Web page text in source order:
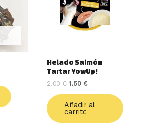
Helado Salmón
Tartar YowUp!
2.00€ 1.50 €
Añadir al
carrito